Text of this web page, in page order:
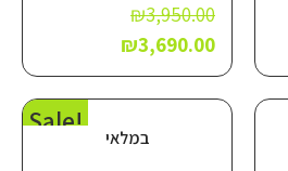
₪3,950.00
₪3,690.00
!Sale
במלאי